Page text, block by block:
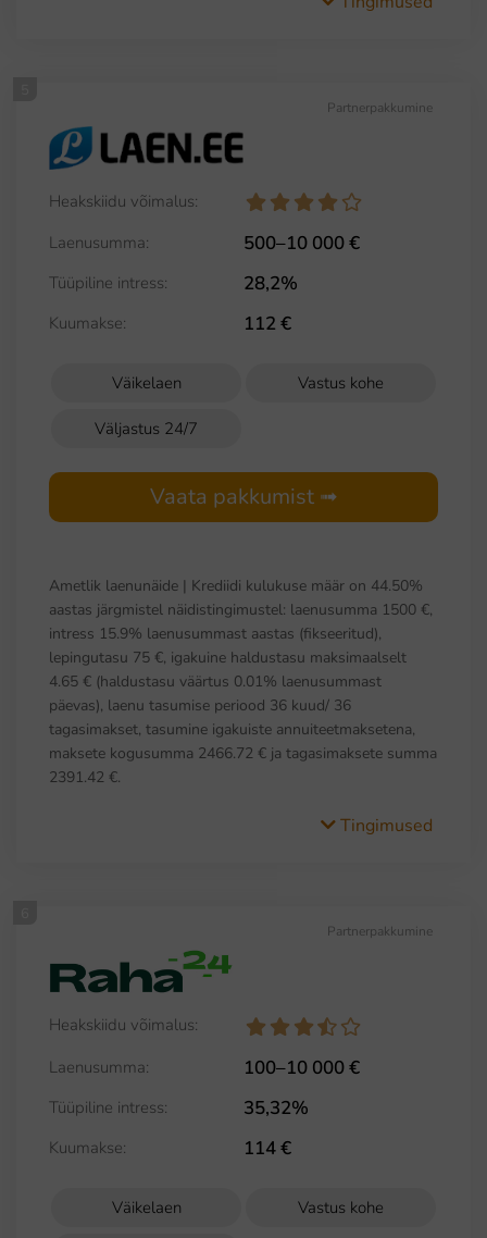
Heakskiidu võimalus:
Laenusumma:
500–10 000 €
Tüüpiline intress: 28,2%
Kuumakse: 112 €
Väikelaen Vastus kohe
Väljastus 24/7
Vaata pakkumist ➟
Partnerpakkumine
Ametlik laenunäide | Krediidi kulukuse määr on 44.50%
aastas järgmistel näidistingimustel: laenusumma 1500 €,
intress 15.9% laenusummast aastas (fikseeritud),
lepingutasu 75 €, igakuine haldustasu maksimaalselt
4.65 € (haldustasu väärtus 0.01% laenusummast
päevas), laenu tasumise periood 36 kuud/ 36
tagasimakset, tasumine igakuiste annuiteetmaksetena,
maksete kogusumma 2466.72 € ja tagasimaksete summa
2391.42 €.
Tingimused
Heakskiidu võimalus:
Laenusumma:
100–10 000 €
Tüüpiline intress: 35,32%
Kuumakse: 114 €
Väikelaen Vastus kohe
Partnerpakkumine